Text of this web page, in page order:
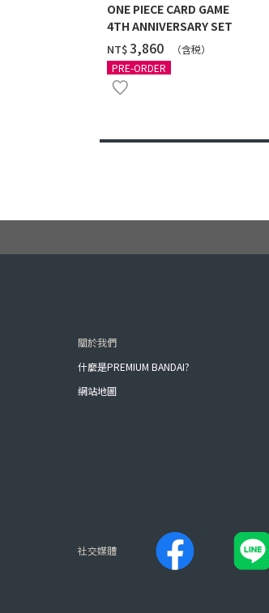
ONE PIECE CARD GAME
4TH ANNIVERSARY SET
NT$‌3,860
（含税）
PRE-ORDER
關於我們
什麼是PREMIUM BANDAI?
網站地圖
社交媒體